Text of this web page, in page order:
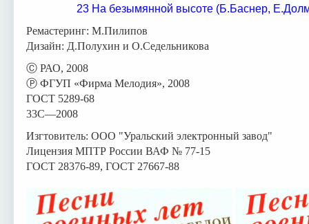
23 На безымянной высоте (Б.Баснер,
Ремастеринг: М.Пилипов
Дизайн: Д.Полухин и О.Седельникова
Ⓒ РАО, 2008
Ⓟ ФГУП «Фирма Мелодия», 2008
ГОСТ 5289-68
33С—2008
Изгтовитель: ООО "Уральский электронный завод"
Лицензия МПТР России ВАФ № 77-15
ГОСТ 28376-89, ГОСТ 27667-88